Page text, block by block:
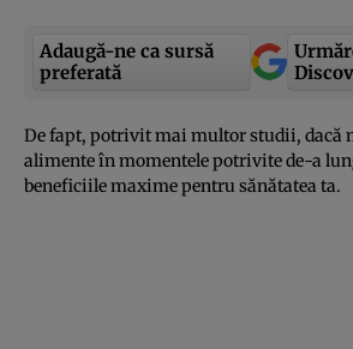
Adaugă-ne ca sursă
preferată
De fapt, potrivit mai multor studii, dacă
alimente în momentele potrivite de-a
beneficiile maxime pentru sănătatea ta.